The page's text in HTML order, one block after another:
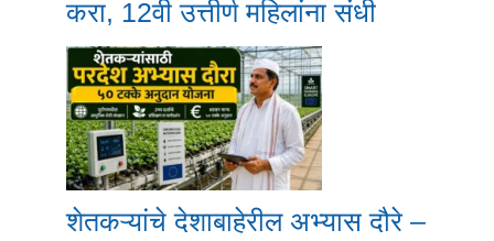
करा, 12वी उत्तीर्ण महिलांना संधी
शेतकऱ्यांचे देशाबाहेरील अभ्यास दौरे –